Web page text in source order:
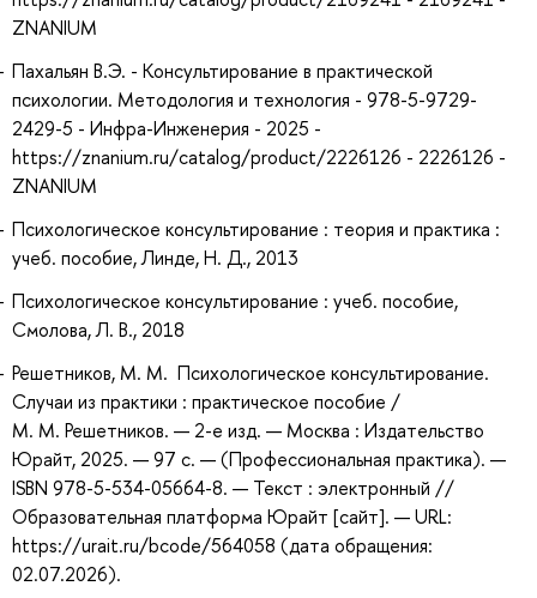
ZNANIUM
Пахальян В.Э. - Консультирование в практической
психологии. Методология и технология - 978-5-9729-
2429-5 - Инфра-Инженерия - 2025 -
https://znanium.ru/catalog/product/2226126 - 2226126 -
ZNANIUM
Психологическое консультирование : теория и практика :
учеб. пособие, Линде, Н. Д., 2013
Психологическое консультирование : учеб. пособие,
Смолова, Л. В., 2018
Решетников, М. М. Психологическое консультирование.
Случаи из практики : практическое пособие /
М. М. Решетников. — 2-е изд. — Москва : Издательство
Юрайт, 2025. — 97 с. — (Профессиональная практика). —
ISBN 978-5-534-05664-8. — Текст : электронный //
Образовательная платформа Юрайт [сайт]. — URL:
https://urait.ru/bcode/564058 (дата обращения:
02.07.2026).